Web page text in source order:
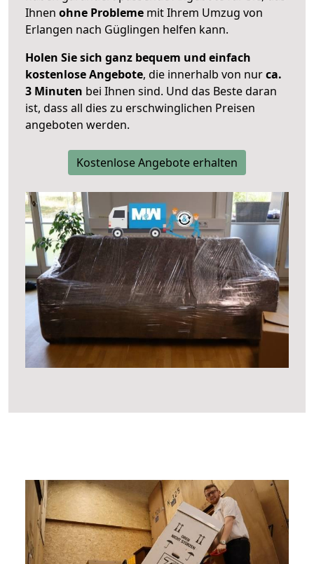
Ihnen ohne Probleme mit Ihrem Umzug von
Erlangen nach Güglingen helfen kann.
Holen Sie sich ganz bequem und einfach
kostenlose Angebote, die innerhalb von nurca.
3 Minuten bei Ihnen sind. Und das Beste daran
ist, dass all dies zu erschwinglichen Preisen
angeboten werden.
Kostenlose Angebote erhalten